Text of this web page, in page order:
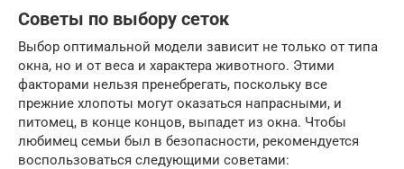
Советы по выбору сеток
Выбор оптимальной модели зависит не только от типа
окна, но и от веса и характера животного. Этими
факторами нельзя пренебрегать, поскольку все
прежние хлопоты могут оказаться напрасными, и
питомец, в конце концов, выпадет из окна. Чтобы
любимец семьи был в безопасности, рекомендуется
воспользоваться следующими советами: